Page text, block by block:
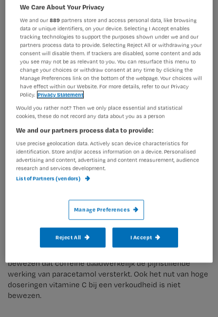
tekst artikel:
Linda de Graaf
illustratie:
Bernet Ragetli
toets:
Anna-Marie Mollink
Paracetamol (o.a. Panadol®, Sinaspril-paracetamol®,
Excedrin®) wordt gebruikt bij acute en bij chronische
pijn, bijvoorbeeld hoofdpijn, kiespijn, zenuwpijn, spierpijn
en artrose. Ook is het inzetbaar bij pijn of koorts bij griep
en verkoudheid.
Dit artikel vind je ook in Nursing-magazine
Paracetamol is eveneens verkrijgbaar in combinatie met
coffeïne (o.a. Finimal® en Panadol plus®) en met
bewezen dat coffeïne daadwerkelijk de pijnstillende
werking van paracetamol versterkt. Ook het nut van hoge
doseringen vitamine C bij een verkoudheid is niet
bewezen.
We Care About Your Privacy
We and our889 partners store and access personal data, like browsing
data or unique identifiers, on your device. Selecting I Accept enables
tracking technologies to support the purposes shown under we and our
partners process data to provide. Selecting Reject All or withdrawing your
consent will disable them. If trackers are disabled, some content and ads
you see may not be as relevant to you. You can resurface this menu to
change your choices or withdraw consent at any time by clicking the
Manage Preferences link on the bottom of the webpage. Your choices will
have effect within our Website. For more details, refer to our Privacy
Policy. Privacy Statement
Would you rather not? Then we only place essential and statistical
cookies, these do not record any data about you as a person
We and our partners process data to provide:
Use precise geolocation data. Actively scan device characteristics for
identification. Store and/or access information on a device. Personalised
advertising and content, advertising and content measurement, audience
research and services development.
List of Partners (vendors)
Manage Preferences
Reject All I Accept